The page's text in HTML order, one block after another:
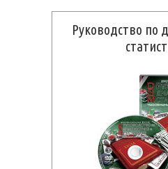
Руководство по